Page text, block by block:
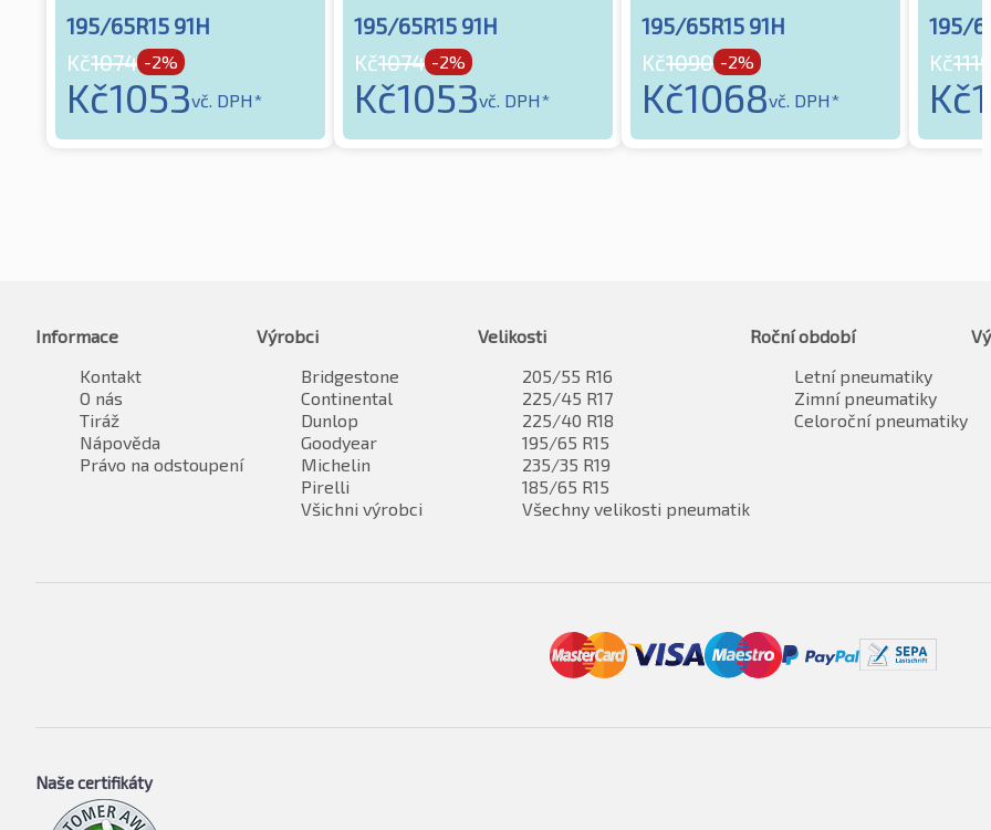
195/65R15 91H
Kč1074 -2%
Kč1053vč. DPH*
195/65R15 91H
Kč1074 -2%
Kč1053vč. DPH*
195/65R15 91H
Kč1090 -2%
Kč1068vč. DPH*
195/
Kč1119
Kč
Informace
Kontakt
O nás
Tiráž
Nápověda
Právo na odstoupení
Výrobci
Bridgestone
Continental
Dunlop
Goodyear
Michelin
Pirelli
Všichni výrobci
Velikosti
205/55 R16
225/45 R17
225/40 R18
195/65 R15
235/35 R19
185/65 R15
Všechny velikosti pneumatik
Roční období
Letní pneumatiky
Zimní pneumatiky
Celoroční pneumatiky
Naše certifikáty